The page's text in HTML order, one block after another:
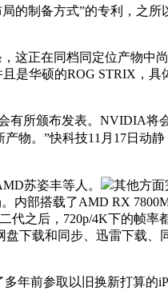
制备方式”的专利，之所
正在同档同定位产物中
是华硕的ROG STRIX，
所颁布发表。NVIDIA将
物。”快科技11月17日动
苏姿丰等人。
其他方面
内部搭载了AMD RX
之后，720p/4K下的帧率
下载和同步、迅雷下载、
前参取以旧换新打算的